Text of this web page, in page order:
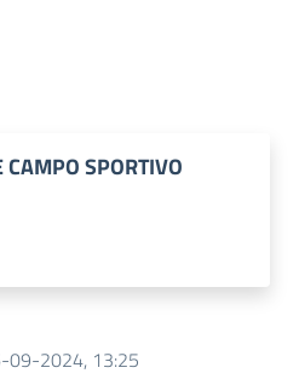
CAMPO SPORTIVO
09-2024, 13:25